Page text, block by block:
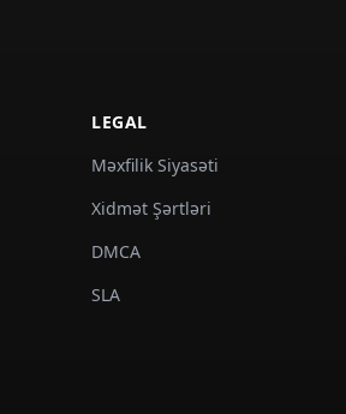
LEGAL
Məxfilik Siyasəti
Xidmət Şərtləri
DMCA
SLA